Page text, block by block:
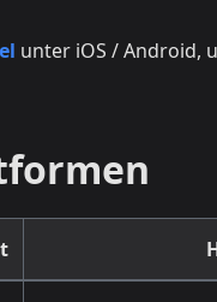
unter iOS / Android,